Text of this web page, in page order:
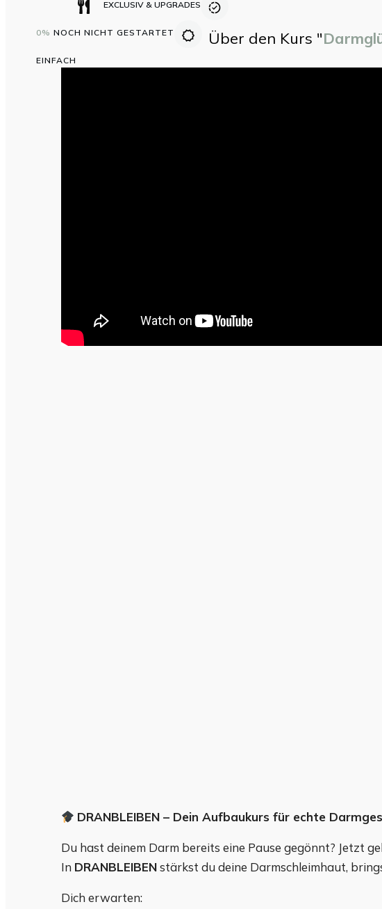
EXCLUSIV & UPGRADES
0% NOCH NICHT GESTARTET
EINFACH
Über den Kurs "
DRANBLEIBEN – Dein Aufbaukurs für echte
Du hast deinem Darm bereits eine Pause gegönnt? Jetzt
In DRANBLEIBENstärkst du deine Darmschleimhaut,
Dich erwarten: